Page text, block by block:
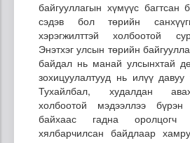
байгууллагын хүмүүс багтсан
сэдэв бол төрийн
хэрэгжилттэй холбоотой
Энэтхэг улсын төрийн
байдал нь манай улсынхтай
зохицуулалтууд нь илүү давуу
Тухайлбал, худалдан
холбоотой мэдээллээ бүрэн
байхаас гадна оролцогч
хялбарчилсан байдлаар